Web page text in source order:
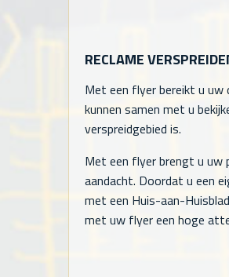
RECLAME
Met een flyer bereikt u uw
kunnen samen met u
verspreidgebied is.
Met een flyer brengt u uw
aandacht. Doordat u een
met een Huis-aan-
met uw flyer een hoge